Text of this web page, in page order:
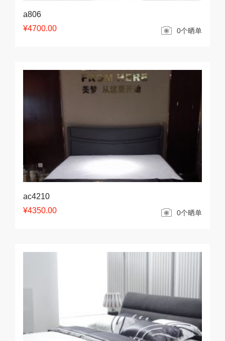
a806
¥4700.00
0个晒单
ac4210
¥4350.00
0个晒单